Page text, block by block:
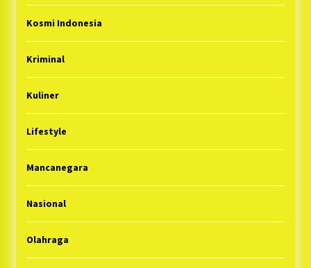
Kosmi Indonesia
Kriminal
Kuliner
Lifestyle
Mancanegara
Nasional
Olahraga